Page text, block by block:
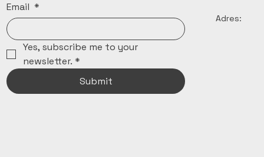
Email *
Yes, subscribe me to your
newsletter. *
Submit
Adres: